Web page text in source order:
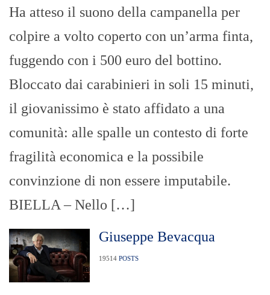
Ha atteso il suono della campanella per
colpire a volto coperto con un’arma finta,
fuggendo con i 500 euro del bottino.
Bloccato dai carabinieri in soli 15 minuti,
il giovanissimo è stato affidato a una
comunità: alle spalle un contesto di forte
fragilità economica e la possibile
convinzione di non essere imputabile.
BIELLA – Nello […]
Giuseppe Bevacqua
19514 POSTS